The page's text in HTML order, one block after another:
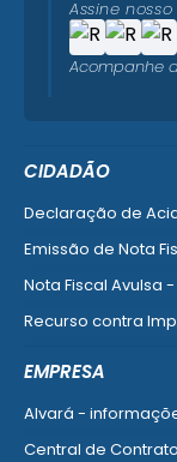
CIDADÃO
Declaração de
Emissão de Nota
Nota Fiscal Avulsa
Recurso contra
EMPRESA
Alvará -
Central de
Assine
Acompanhe